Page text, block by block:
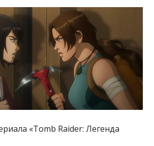
«Tomb Raider: Легенда